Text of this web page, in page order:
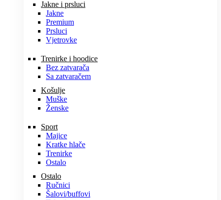
Jakne i prsluci
Jakne
Premium
Prsluci
Vjetrovke
Trenirke i hoodice
Bez zatvarača
Sa zatvaračem
Košulje
Muške
Ženske
Sport
Majice
Kratke hlače
Trenirke
Ostalo
Ostalo
Ručnici
Šalovi/buffovi